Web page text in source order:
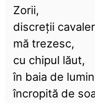
Zorii,
discreții
mă trezesc,
cu chipul lăut,
în baia de
încropită de